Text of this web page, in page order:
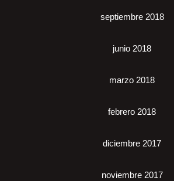
septiembre 2018
junio 2018
marzo 2018
febrero 2018
diciembre 2017
noviembre 2017